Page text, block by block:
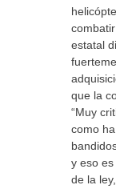
estatal
que la
“Muy
como
y eso
de la